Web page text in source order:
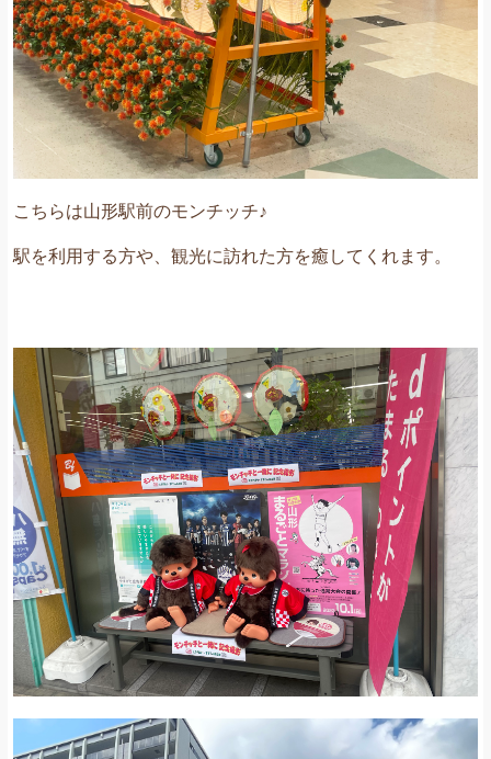
こちらは山形駅前のモンチッチ♪
駅を利用する方や、観光に訪れた方を癒してくれます。